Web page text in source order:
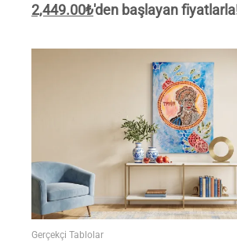
2,449.00₺'den başlayan
Gerçekçi Tablolar